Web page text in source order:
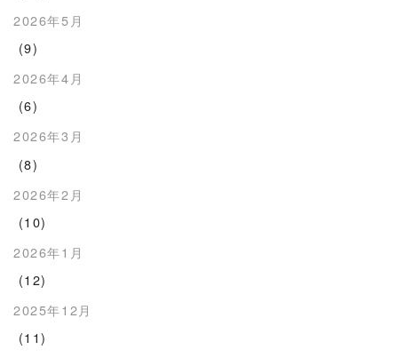
2026年5月
(9)
2026年4月
(6)
2026年3月
(8)
2026年2月
(10)
2026年1月
(12)
2025年12月
(11)